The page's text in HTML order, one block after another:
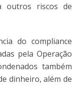
outros riscos de
do compliance
pela Operação
também
dinheiro, além de